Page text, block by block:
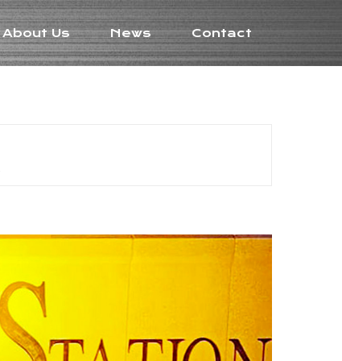
About Us News Contact